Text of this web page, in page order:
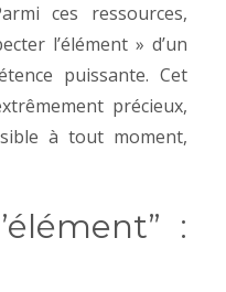
ces ressources,
l’élément » d’un
puissante. Cet
précieux,
à tout moment,
: